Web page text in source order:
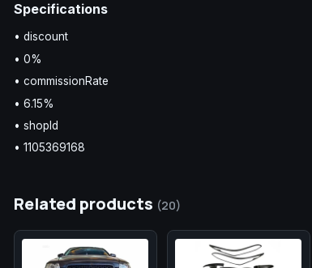
Specifications
• discount
• 0%
• commissionRate
• 6.15%
• shopId
• 1105369168
Related products (20)